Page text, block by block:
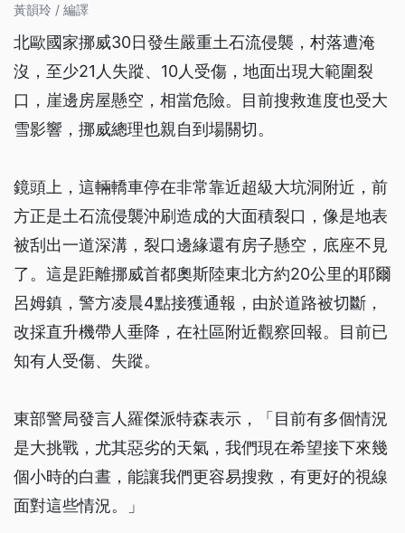
黃韻玲 / 編譯
北歐國家挪威30日發生嚴重土石流侵襲，村落遭淹
沒，至少21人失蹤、10人受傷，地面出現大範圍裂
口，崖邊房屋懸空，相當危險。目前搜救進度也受大
雪影響，挪威總理也親自到場關切。
鏡頭上，這輛轎車停在非常靠近超級大坑洞附近，前
方正是土石流侵襲沖刷造成的大面積裂口，像是地表
被刮出一道深溝，裂口邊緣還有房子懸空，底座不見
了。這是距離挪威首都奧斯陸東北方約20公里的耶爾
呂姆鎮，警方凌晨4點接獲通報，由於道路被切斷，
改採直升機帶人垂降，在社區附近觀察回報。目前已
知有人受傷、失蹤。
東部警局發言人羅傑派特森表示，「目前有多個情況
是大挑戰，尤其惡劣的天氣，我們現在希望接下來幾
個小時的白晝，能讓我們更容易搜救，有更好的視線
面對這些情況。」